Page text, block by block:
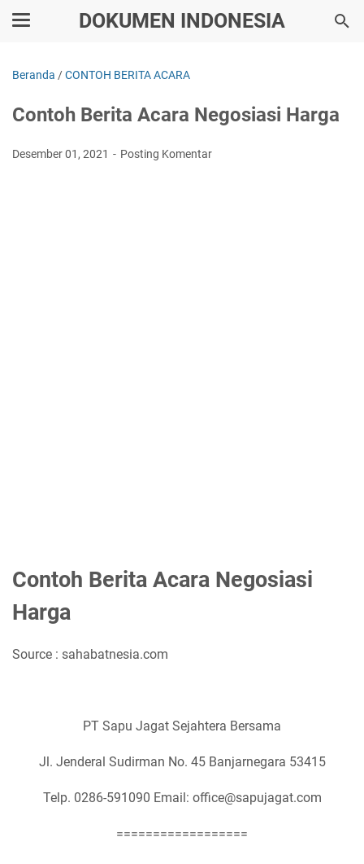
DOKUMEN INDONESIA
Beranda /CONTOH BERITA ACARA
Contoh Berita Acara Negosiasi Harga
Desember 01, 2021 Posting Komentar
Contoh Berita Acara Negosiasi
Harga
Source : sahabatnesia.com
PT Sapu Jagat Sejahtera Bersama
Jl. Jenderal Sudirman No. 45 Banjarnegara 53415
Telp. 0286-591090 Email: office@sapujagat.com
==================